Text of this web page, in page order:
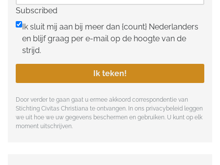
Subscribed
Ik sluit mij aan bij meer dan {count} Nederlanders
en blijf graag per e-mail op de hoogte van de
strijd.
Ik teken!
Door verder te gaan gaat u ermee akkoord correspondentie van
Stichting Civitas Christiana te ontvangen. In ons privacybeleid leggen
we uit hoe we uw gegevens beschermen en gebruiken. U kunt op elk
moment uitschrijven.